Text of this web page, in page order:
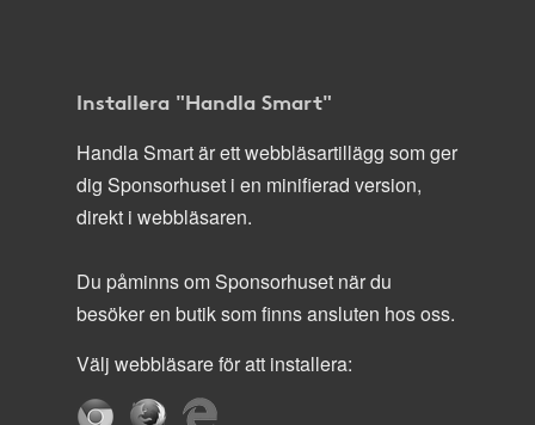
Installera "Handla Smart"
Handla Smart är ett webbläsartillägg som ger
dig Sponsorhuset i en minifierad version,
direkt i webbläsaren.
Du påminns om Sponsorhuset när du
besöker en butik som finns ansluten hos oss.
Välj webbläsare för att installera: